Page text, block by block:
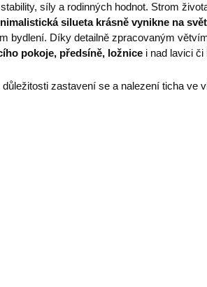
síly a rodinných hodnot. Strom
silueta krásně vynikne na
bydlení. Díky detailně zpracovaným
pokoje, předsíně, ložnice i nad lavici či
zastavení se a nalezení ticha ve